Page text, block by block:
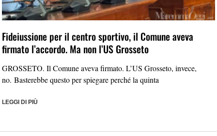
Fideiussione per il centro sportivo, il Comune aveva
firmato l’accordo. Ma non l’US Grosseto
GROSSETO. Il Comune aveva firmato. L’US Grosseto, invece,
no. Basterebbe questo per spiegare perché la quinta
LEGGI DI PIÙ